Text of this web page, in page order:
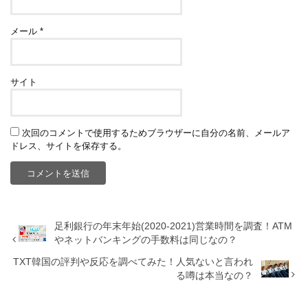
メール*
サイト
次回のコメントで使用するためブラウザーに自分の名前、メールア
ドレス、サイトを保存する。
足利銀行の年末年始(2020-2021)営業時間を調査！ATM
やネットバンキングの手数料は同じなの？
TXT韓国の評判や反応を調べてみた！人気ないと言われ
る噂は本当なの？